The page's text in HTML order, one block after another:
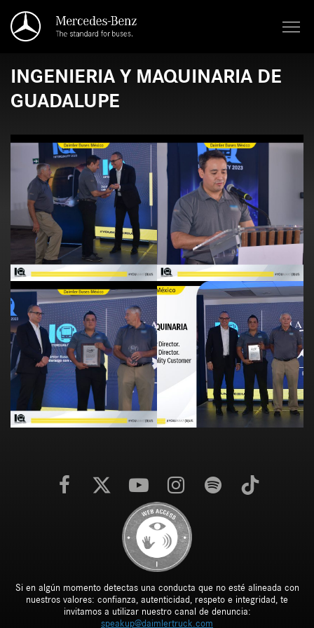
INGENIERIA Y MAQUINARIA DE
GUADALUPE
Si en algún momento detectas una conducta que no esté alineada con
nuestros valores: confianza, autenticidad, respeto e integridad, te
invitamos a utilizar nuestro canal de denuncia:
speakup@daimlertruck.com